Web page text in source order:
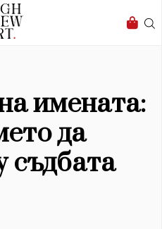
имената:
да
съдбата